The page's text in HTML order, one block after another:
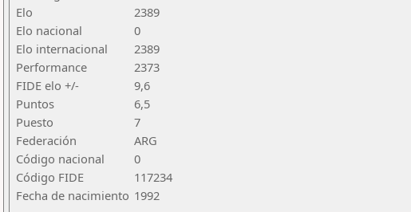
Elo
2389
Elo nacional
0
Elo internacional
2389
Performance
2373
FIDE elo +/-
9,6
Puntos
6,5
Puesto
7
Federación
ARG
Código nacional
0
Código FIDE
117234
Fecha de nacimiento 1992